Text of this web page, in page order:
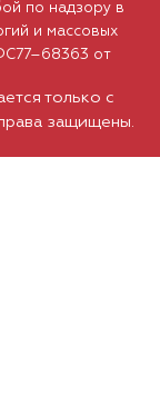
только с
защищены.
по надзору в
и массовых
от